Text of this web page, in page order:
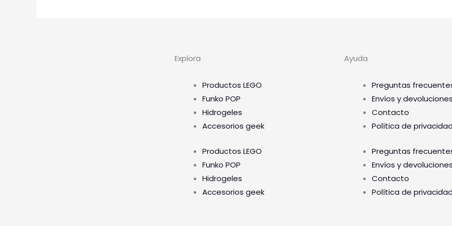
Explora
Productos LEGO
Funko POP
Hidrogeles
Accesorios geek
Productos LEGO
Funko POP
Hidrogeles
Accesorios geek
Ayuda
Preguntas
Envíos y devoluciones
Contacto
Política de privacidad
Preguntas
Envíos y devoluciones
Contacto
Política de privacidad